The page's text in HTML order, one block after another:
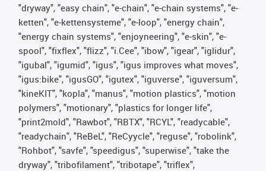
"dryway", "easy chain", "e-chain", "e-chain systems", "e-
ketten", "e-kettensysteme", "e-loop", "energy chain",
"energy chain systems", "enjoyneering", "e-skin", "e-
spool", "fixflex", "flizz", "i.Cee", "ibow", "igear", "iglidur",
"igubal", "igumid", "igus", "igus improves what moves",
"igus:bike", "igusGO", "igutex", "iguverse", "iguversum",
"kineKIT", "kopla", "manus", "motion plastics", "motion
polymers", "motionary", "plastics for longer life",
"print2mold", "Rawbot", "RBTX", "RCYL", "readycable",
"readychain", "ReBeL", "ReCyycle", "reguse", "robolink",
"Rohbot", "savfe", "speedigus", "superwise", "take the
dryway", "tribofilament", "tribotape", "triflex",